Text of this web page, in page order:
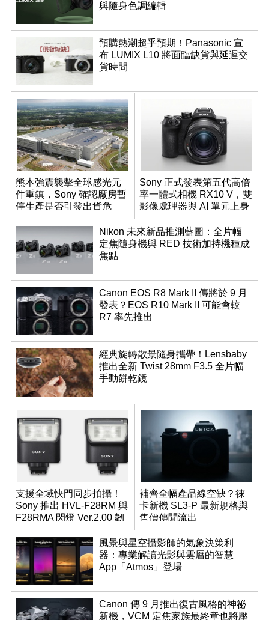
與隨身色調編輯
預購熱潮超乎預期！Panasonic 宣
布 LUMIX L10 將面臨缺貨與延遲交
貨時間
熊本強震襲擊全球感光元
件重鎮，Sony 確認廠房暫
停生產是否引發出貨危
機？
Sony 正式發表第五代高倍
率一體式相機 RX10 V，雙
影像處理器與 AI 單元上身
Nikon 未來新品推測藍圖：全片幅
定焦隨身機與 RED 技術加持機種成
焦點
Canon EOS R8 Mark II 傳將於 9 月
發表？EOS R10 Mark II 可能會較
R7 率先推出
經典旋轉散景隨身攜帶！Lensbaby
推出全新 Twist 28mm F3.5 全片幅
手動餅乾鏡
支援全域快門同步拍攝！
Sony 推出 HVL-F28RM 與
F28RMA 閃燈 Ver.2.00 韌
體
補齊全幅產品線空缺？徠
卡新機 SL3-P 最新規格與
售價傳聞流出
風景與星空攝影師的氣象決策利
器：專業解讀光影與雲層的智慧
App「Atmos」登場
Canon 傳 9 月推出復古風格的神祕
新機，VCM 定焦家族最終章也將壓